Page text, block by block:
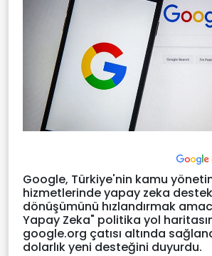
Google, Türkiye'nin kamu
hizmetlerinde yapay zeka
dönüşümünü hızlandırmak
Yapay Zeka" politika yol
google.org çatısı altında
dolarlık yeni desteğini duyurdu.